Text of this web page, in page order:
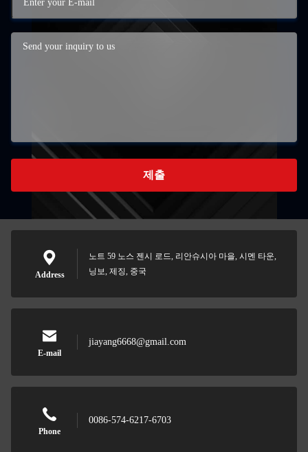
제출
Address
노트 59 노스 젠시 로드, 리안슈시아 마을, 시멘 타운,
닝보, 제징, 중국
E-mail
jiayang6668@gmail.com
Phone
0086-574-6217-6703